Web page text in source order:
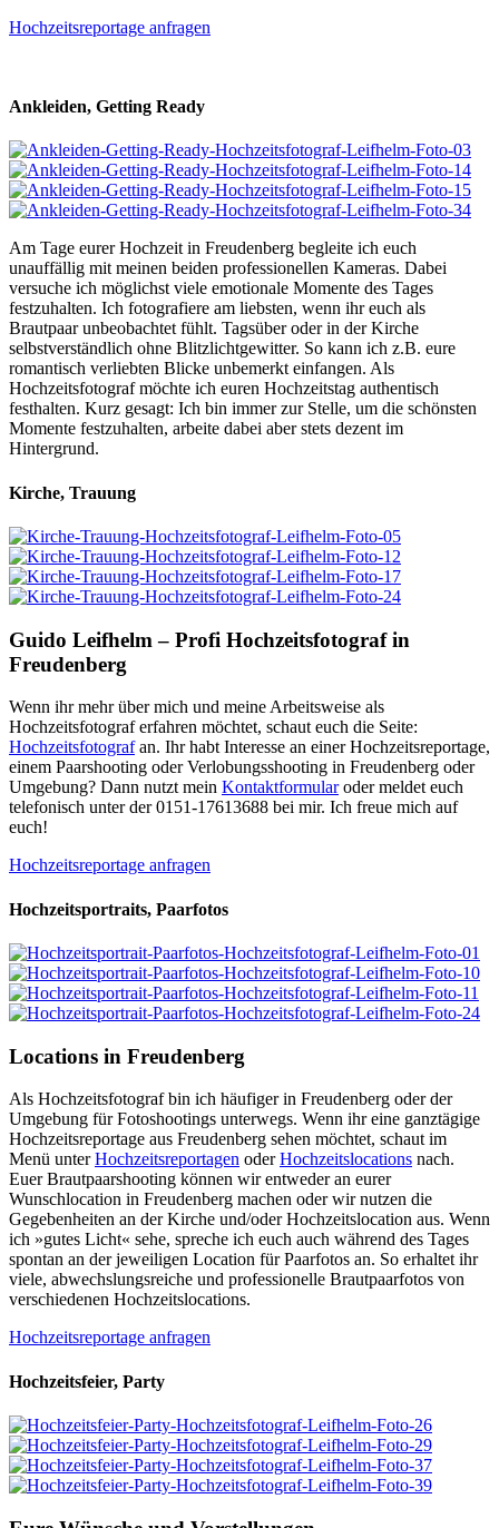
Hochzeitsreportage anfragen
Ankleiden, Getting Ready
Am Tage eurer Hochzeit in Freudenberg begleite ich euch
unauffällig mit meinen beiden professionellen Kameras. Dabei
versuche ich möglichst viele emotionale Momente des Tages
festzuhalten. Ich fotografiere am liebsten, wenn ihr euch als
Brautpaar unbeobachtet fühlt. Tagsüber oder in der Kirche
selbstverständlich ohne Blitzlichtgewitter. So kann ich z.B. eure
romantisch verliebten Blicke unbemerkt einfangen. Als
Hochzeitsfotograf möchte ich euren Hochzeitstag authentisch
festhalten. Kurz gesagt: Ich bin immer zur Stelle, um die schönsten
Momente festzuhalten, arbeite dabei aber stets dezent im
Hintergrund.
Kirche, Trauung
Guido Leifhelm – Profi Hochzeitsfotograf in
Freudenberg
Wenn ihr mehr über mich und meine Arbeitsweise als
Hochzeitsfotograf erfahren möchtet, schaut euch die Seite:
Hochzeitsfotografan. Ihr habt Interesse an einer Hochzeitsreportage,
einem Paarshooting oder Verlobungsshooting in Freudenberg oder
Umgebung? Dann nutzt mein Kontaktformularoder meldet euch
telefonisch unter der 0151-17613688 bei mir. Ich freue mich auf
euch!
Hochzeitsreportage anfragen
Hochzeitsportraits, Paarfotos
Locations in Freudenberg
Als Hochzeitsfotograf bin ich häufiger in Freudenberg oder der
Umgebung für Fotoshootings unterwegs. Wenn ihr eine ganztägige
Hochzeitsreportage aus Freudenberg sehen möchtet, schaut im
Menü unterHochzeitsreportagen oderHochzeitslocations nach.
Euer Brautpaarshooting können wir entweder an eurer
Wunschlocation in Freudenberg machen oder wir nutzen die
Gegebenheiten an der Kirche und/oder Hochzeitslocation aus. Wenn
ich »gutes Licht« sehe, spreche ich euch auch während des Tages
spontan an der jeweiligen Location für Paarfotos an. So erhaltet ihr
viele, abwechslungsreiche und professionelle Brautpaarfotos von
verschiedenen Hochzeitslocations.
Hochzeitsreportage anfragen
Hochzeitsfeier, Party